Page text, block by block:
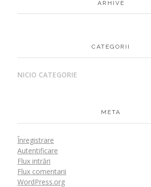
ARHIVE
CATEGORII
NICIO CATEGORIE
META
Înregistrare
Autentificare
Flux intrări
Flux comentarii
WordPress.org